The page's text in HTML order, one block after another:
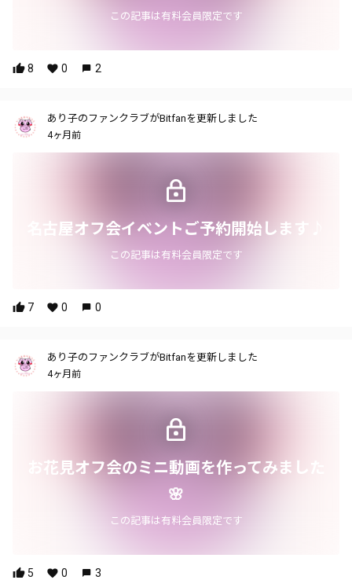
この記事は有料会員限定です
8 0 2
あり子のファンクラブがBitfanを更新しました
4ヶ月前
名古屋オフ会イベントご予約開始します♪
この記事は有料会員限定です
7 0 0
あり子のファンクラブがBitfanを更新しました
4ヶ月前
お花見オフ会のミニ動画を作ってみました
🌸
この記事は有料会員限定です
5 0 3